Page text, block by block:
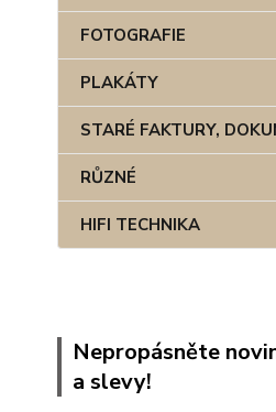
FOTOGRAFIE
PLAKÁTY
STARÉ FAKTURY,
RŮZNÉ
HIFI TECHNIKA
Nepropásněte
a slevy!